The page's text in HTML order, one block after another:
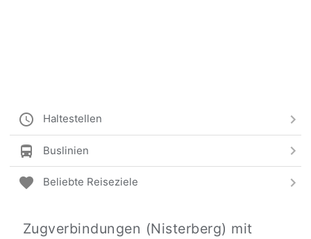
Haltestellen
Buslinien
Beliebte Reiseziele
Zugverbindungen (Nisterberg) mit